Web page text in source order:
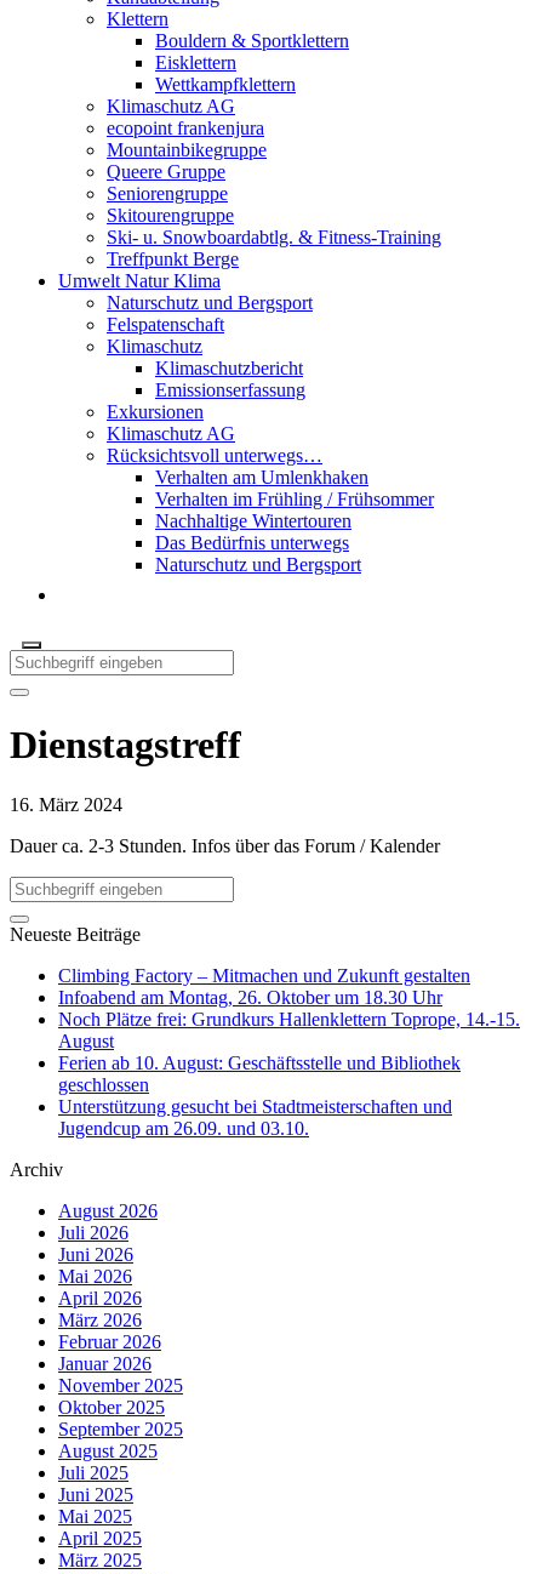
Klettern
Bouldern & Sportklettern
Eisklettern
Wettkampfklettern
Klimaschutz AG
ecopoint frankenjura
Mountainbikegruppe
Queere Gruppe
Seniorengruppe
Skitourengruppe
Ski- u. Snowboardabtlg. & Fitness-Training
Treffpunkt Berge
Umwelt Natur Klima
Naturschutz und Bergsport
Felspatenschaft
Klimaschutz
Klimaschutzbericht
Emissionserfassung
Exkursionen
Klimaschutz AG
Rücksichtsvoll unterwegs…
Verhalten am Umlenkhaken
Verhalten im Frühling / Frühsommer
Nachhaltige Wintertouren
Das Bedürfnis unterwegs
Naturschutz und Bergsport
Dienstagstreff
16. März 2024
Dauer ca. 2-3 Stunden. Infos über das Forum / Kalender
Neueste Beiträge
Climbing Factory – Mitmachen und Zukunft gestalten
Infoabend am Montag, 26. Oktober um 18.30 Uhr
Noch Plätze frei: Grundkurs Hallenklettern Toprope, 14.-15.
August
Ferien ab 10. August: Geschäftsstelle und Bibliothek
geschlossen
Unterstützung gesucht bei Stadtmeisterschaften und
Jugendcup am 26.09. und 03.10.
Archiv
August 2026
Juli 2026
Juni 2026
Mai 2026
April 2026
März 2026
Februar 2026
Januar 2026
November 2025
Oktober 2025
September 2025
August 2025
Juli 2025
Juni 2025
Mai 2025
April 2025
März 2025